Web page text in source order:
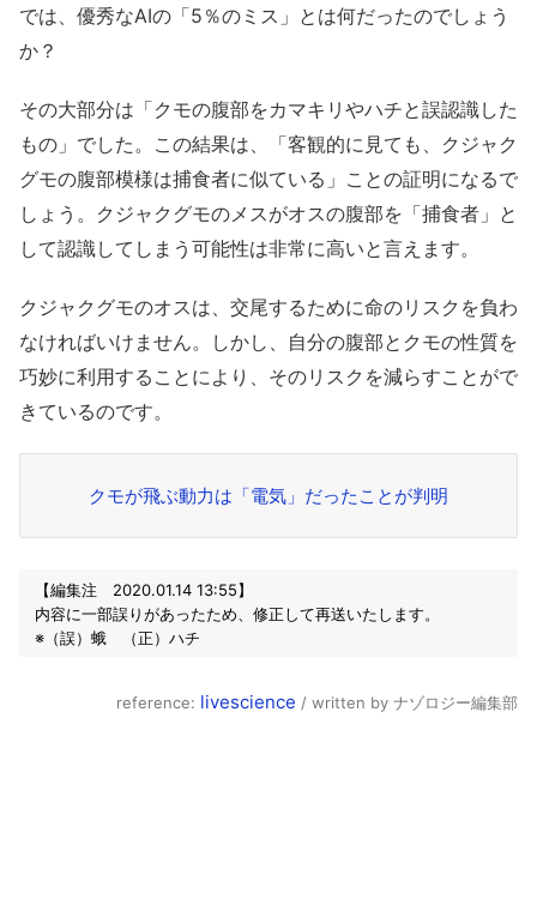
では、優秀なAIの「5％のミス」とは何だったのでしょう
か？
その大部分は「クモの腹部をカマキリやハチと誤認識した
もの」でした。この結果は、「客観的に見ても、クジャク
グモの腹部模様は捕食者に似ている」ことの証明になるで
しょう。クジャクグモのメスがオスの腹部を「捕食者」と
して認識してしまう可能性は非常に高いと言えます。
クジャクグモのオスは、交尾するために命のリスクを負わ
なければいけません。しかし、自分の腹部とクモの性質を
巧妙に利用することにより、そのリスクを減らすことがで
きているのです。
クモが飛ぶ動力は「電気」だったことが判明
【編集注 2020.01.14 13:55】
内容に一部誤りがあったため、修正して再送いたします。
※（誤）蛾 （正）ハチ
reference: livescience / written by ナゾロジー編集部